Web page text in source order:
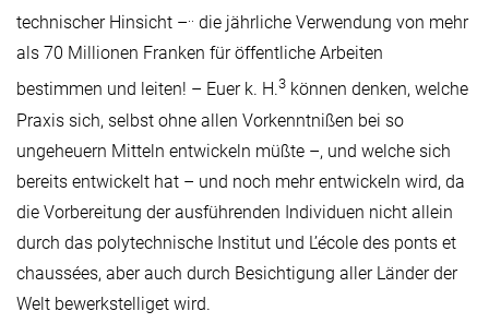
technischer Hinsicht – die jährliche Verwendung von mehr
als 70 Millionen Franken für öffentliche Arbeiten
bestimmen und leiten! – Euer k. H.3 können denken, welche
Praxis sich, selbst ohne allen Vorkenntnißen bei so
ungeheuern Mitteln entwickeln müßte –, und welche sich
bereits entwickelt hat – und noch mehr entwickeln wird, da
die Vorbereitung der ausführenden Individuen nicht allein
durch das polytechnische Institut und L’école des ponts et
chaussées, aber auch durch Besichtigung aller Länder der
Welt bewerkstelliget wird.